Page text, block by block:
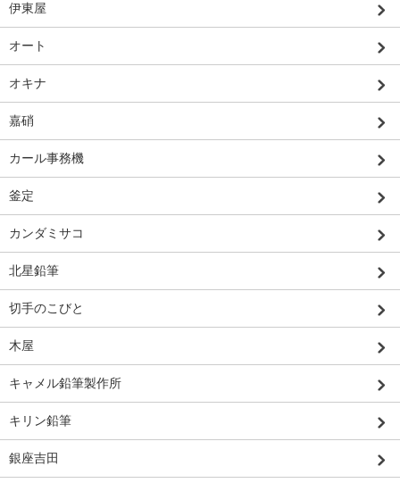
伊東屋
オート
オキナ
嘉硝
カール事務機
釜定
カンダミサコ
北星鉛筆
切手のこびと
木屋
キャメル鉛筆製作所
キリン鉛筆
銀座吉田